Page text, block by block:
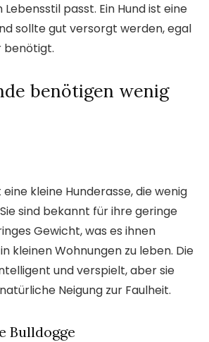
passt. Ein Hund ist eine
sollte gut versorgt werden, egal
benötigt.
benötigen wenig
kleine Hunderasse, die wenig
sind bekannt für ihre geringe
Gewicht, was es ihnen
kleinen Wohnungen zu leben. Die
und verspielt, aber sie
Neigung zur Faulheit.
Bulldogge